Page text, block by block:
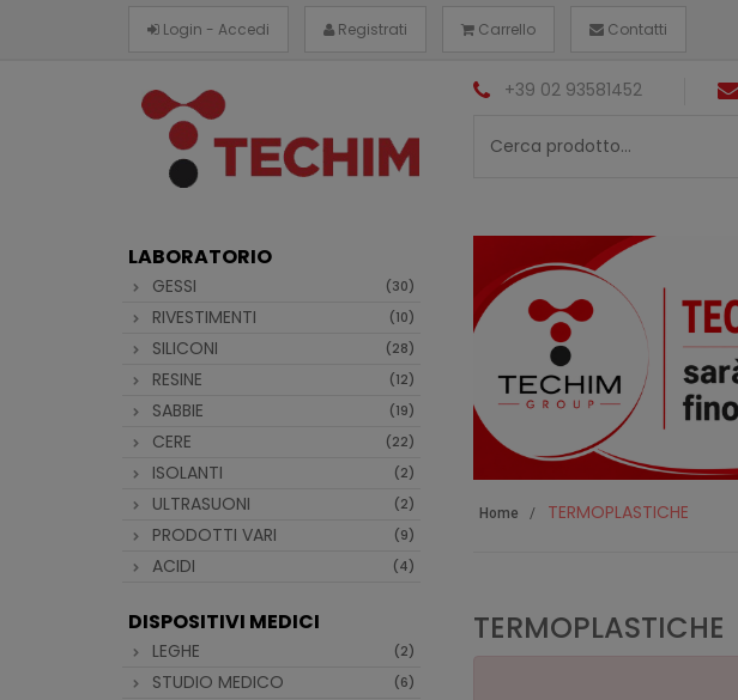
Login - Accedi Registrati Carrello Contatti
+39 02 93581452
LABORATORIO
GESSI (30)
RIVESTIMENTI (10)
SILICONI (28)
RESINE (12)
SABBIE (19)
CERE (22)
ISOLANTI (2)
ULTRASUONI (2)
PRODOTTI VARI (9)
ACIDI (4)
DISPOSITIVI MEDICI
LEGHE (2)
STUDIO MEDICO (6)
Home TERMOPLASTICHE
TERMOPLASTICHE